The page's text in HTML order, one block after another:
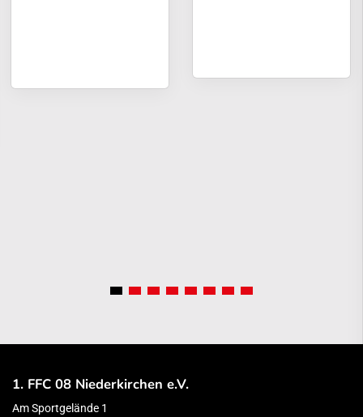
1. FFC 08 Niederkirchen e.V.
Am Sportgelände 1